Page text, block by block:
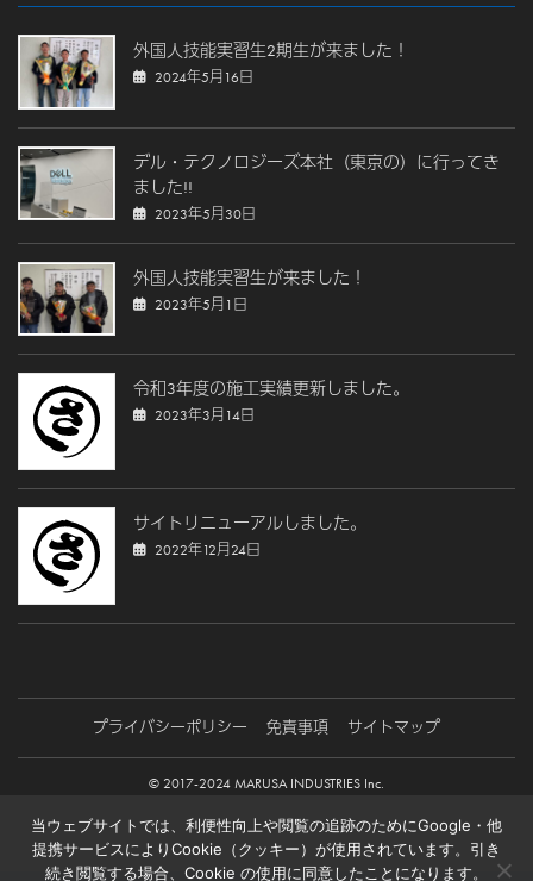
外国人技能実習生2期生が来ました！
2024年5月16日
デル・テクノロジーズ本社（東京の）に行ってき
ました!!
2023年5月30日
外国人技能実習生が来ました！
2023年5月1日
令和3年度の施工実績更新しました。
2023年3月14日
サイトリニューアルしました。
2022年12月24日
プライバシーポリシー 免責事項 サイトマップ
© 2017-2024 MARUSA INDUSTRIES Inc.
当ウェブサイトでは、利便性向上や閲覧の追跡のためにGoogle・他
提携サービスによりCookie（クッキー）が使用されています。引き
続き閲覧する場合、Cookie の使用に同意したことになります。